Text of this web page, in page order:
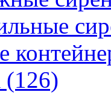
(126)